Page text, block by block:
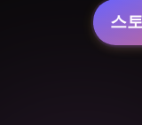
스